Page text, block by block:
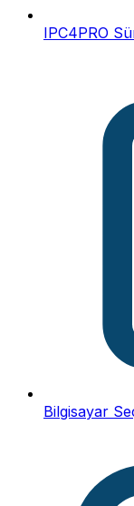
IPC4PRO
Bilgisayar